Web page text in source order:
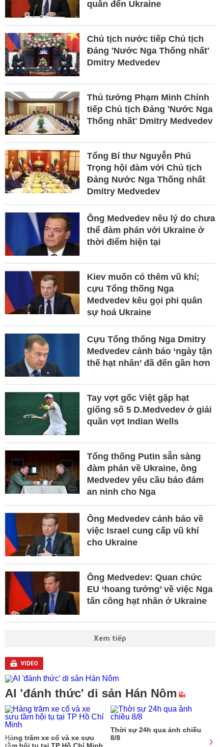
quân đến Ukraine
Chủ tịch nước tiếp Chủ tịch
Đảng 'Nước Nga Thống nhất'
Dmitry Medvedev
Thủ tướng Phạm Minh Chính
tiếp Chủ tịch Đảng 'Nước Nga
Thống nhất' Dmitry Medvedev
Tổng Bí thư Nguyễn Phú
Trọng hội đàm với Chủ tịch
Đảng Nước Nga Thống nhất
Dmitry Medvedev
Ông Medvedev nêu lý do chưa
thể đàm phán với Ukraine ở
thời điểm hiện tại
Kiev muốn có thêm vũ khí;
cựu Tổng thống Nga
Medvedev kêu gọi phi quân
sự hoá Ukraine
Cựu Tổng thống Nga Dmitry
Medvedev cảnh báo ‘ngày tận
thế hạt nhân’ đã đến gần hơn
Tay vợt gốc Việt gặp hạt
giống số 5 D.Medvedev ở giải
quần vợt Indian Wells
Tổng thống Putin sẵn sàng
đàm phán về Ukraine, ông
Medvedev yêu cầu bảo đảm
an ninh cho Nga
Ông Medvedev cảnh báo về
việc Israel cung cấp vũ khí
cho Ukraine
Ông Medvedev: Quan chức
EU ‘hoang tưởng’ về việc Nga
tấn công hạt nhân ở Ukraine
Xem tiếp
VIDEO
AI 'đánh thức' di sản Hán Nôm
Hàng trăm xe cổ và xe sưu
Thời sự 24h qua ảnh chiều
8/8